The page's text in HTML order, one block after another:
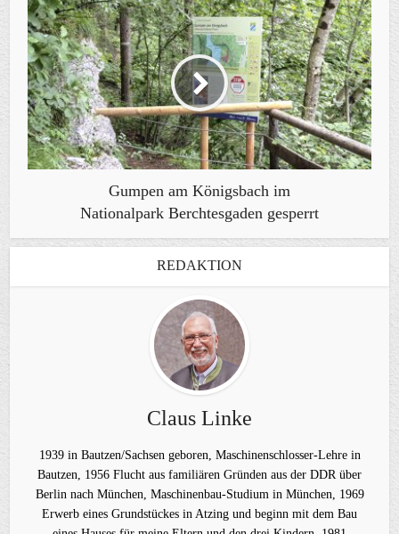
Gumpen am Königsbach im
Nationalpark Berchtesgaden gesperrt
REDAKTION
Claus Linke
1939 in Bautzen/Sachsen geboren, Maschinenschlosser-Lehre in
Bautzen, 1956 Flucht aus familiären Gründen aus der DDR über
Berlin nach München, Maschinenbau-Studium in München, 1969
Erwerb eines Grundstückes in Atzing und beginn mit dem Bau